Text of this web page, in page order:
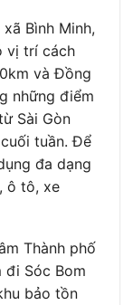
Bình Minh,
vị trí cách
và Đồng
những điểm
Sài Gòn
tuần. Để
đa dạng
ô tô, xe
Thành phố
đi Sóc Bom
bảo tồn